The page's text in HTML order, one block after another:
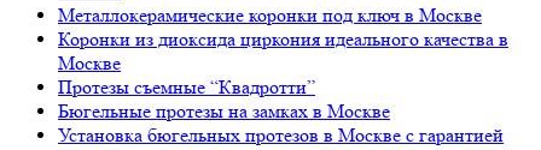
Металлокерамические коронки под ключ в Москве
Коронки из диоксида циркония идеального качества в
Москве
Протезы съемные “Квадротти”
Бюгельные протезы на замках в Москве
Установка бюгельных протезов в Москве с гарантией